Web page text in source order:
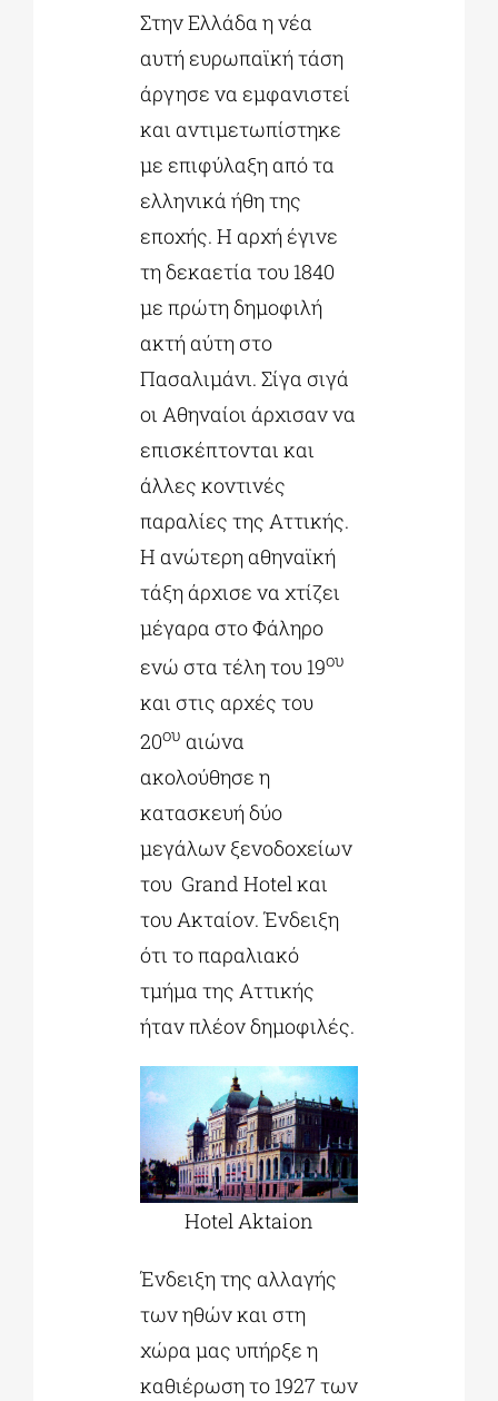
Στην Ελλάδα η νέα
αυτή ευρωπαϊκή τάση
άργησε να εμφανιστεί
και αντιμετωπίστηκε
με επιφύλαξη από τα
ελληνικά ήθη της
εποχής. Η αρχή έγινε
τη δεκαετία του 1840
με πρώτη δημοφιλή
ακτή αύτη στο
Πασαλιμάνι. Σίγα σιγά
οι Αθηναίοι άρχισαν να
επισκέπτονται και
άλλες κοντινές
παραλίες της Αττικής.
Η ανώτερη αθηναϊκή
τάξη άρχισε να χτίζει
μέγαρα στο Φάληρο
ενώ στα τέλη του 19ου
και στις αρχές του
20ου αιώνα
ακολούθησε η
κατασκευή δύο
μεγάλων ξενοδοχείων
του Grand Hotel και
του Ακταίον. Ένδειξη
ότι το παραλιακό
τμήμα της Αττικής
ήταν πλέον δημοφιλές.
Hotel Aktaion
Ένδειξη της αλλαγής
των ηθών και στη
χώρα μας υπήρξε η
καθιέρωση το 1927 των